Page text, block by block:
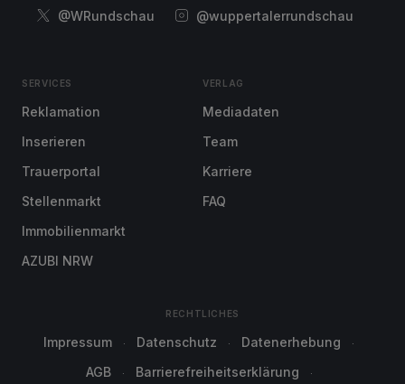
@WRundschau
@wuppertalerrundschau
SERVICES
Reklamation
Inserieren
Trauerportal
Stellenmarkt
Immobilienmarkt
AZUBI NRW
VERLAG
Mediadaten
Team
Karriere
FAQ
RECHTLICHES
Impressum Datenschutz
Datenerhebung
AGB
Barrierefreiheitserklärung